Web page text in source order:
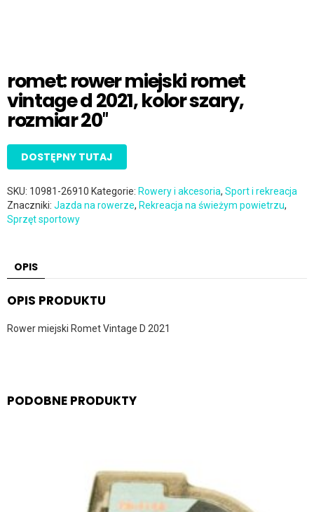
romet: rower miejski romet
vintage d 2021, kolor szary,
rozmiar 20″
DOSTĘPNY TUTAJ
SKU: 10981-26910 Kategorie: Rowery i akcesoria, Sport i rekreacja
Znaczniki: Jazda na rowerze, Rekreacja na świeżym powietrzu,
Sprzęt sportowy
OPIS
OPIS PRODUKTU
Rower miejski Romet Vintage D 2021
PODOBNE PRODUKTY